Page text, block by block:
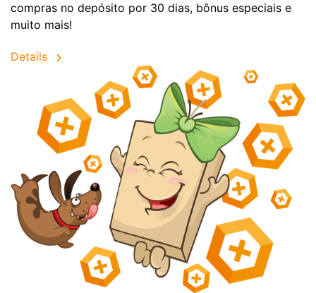
compras no depósito por 30 dias, bônus especiais e
muito mais!
Details